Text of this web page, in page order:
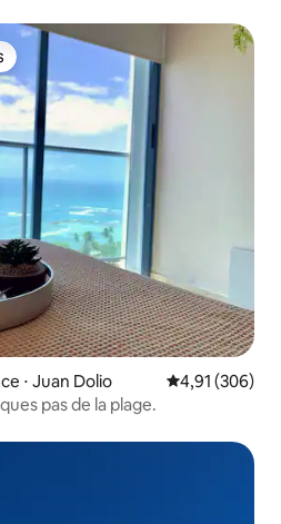
⋅ Juan Dolio Évaluation
4,91 (306)
pas de la plage.